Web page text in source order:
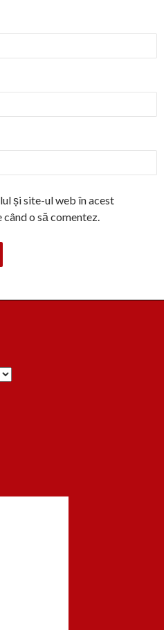
și site-ul web în acest
o să comentez.